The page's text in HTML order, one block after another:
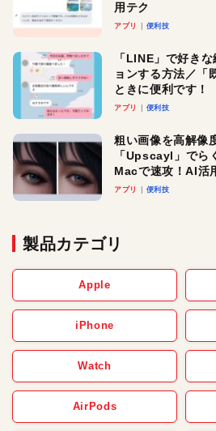
用テク
アプリ 便利技
「LINE」で好き
ョンする方法／「
ときに便利です！
アプリ 便利技
粗い画像を高解像
「Upscayl」でら
Macで速攻！AI活
アプリ 便利技
製品カテゴリ
Apple
iPhone
Watch
AirPods